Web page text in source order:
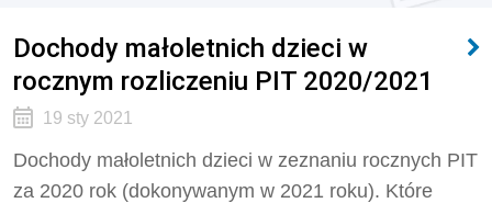
Dochody małoletnich dzieci w
rocznym rozliczeniu PIT 2020/2021
19 sty 2021
Dochody małoletnich dzieci w zeznaniu rocznych PIT
za 2020 rok (dokonywanym w 2021 roku). Które